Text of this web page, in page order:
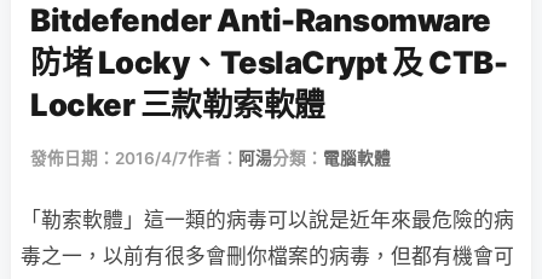
Bitdefender Anti-Ransomware
防堵 Locky、TeslaCrypt 及 CTB-
Locker 三款勒索軟體
發佈日期：2016/4/7作者： 阿湯分類： 電腦軟體
「勒索軟體」這一類的病毒可以說是近年來最危險的病
毒之一，以前有很多會刪你檔案的病毒，但都有機會可